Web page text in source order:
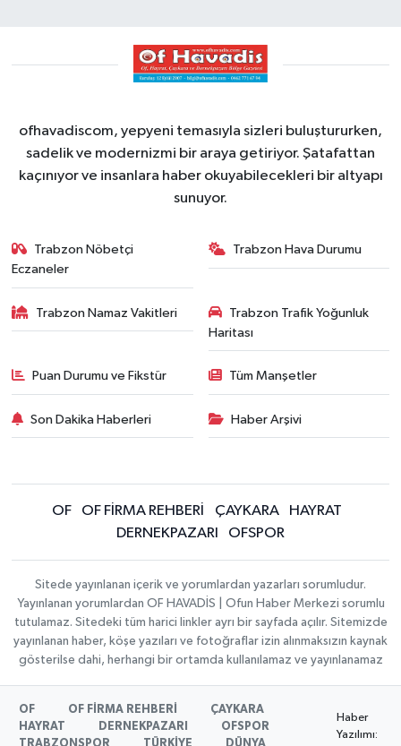
ofhavadiscom, yepyeni temasıyla sizleri buluştururken,
sadelik ve modernizmi bir araya getiriyor. Şatafattan
kaçınıyor ve insanlara haber okuyabilecekleri bir altyapı
sunuyor.
Trabzon Nöbetçi
Eczaneler
Trabzon Hava Durumu
Trabzon Namaz Vakitleri
Trabzon Trafik Yoğunluk
Haritası
Puan Durumu ve Fikstür Tüm Manşetler
Son Dakika Haberleri Haber Arşivi
OF OF FİRMA REHBERİ ÇAYKARA
HAYRAT
DERNEKPAZARI
OFSPOR
Sitede yayınlanan içerik ve yorumlardan yazarları sorumludur.
Yayınlanan yorumlardan OF HAVADİS | Ofun Haber Merkezi sorumlu
tutulamaz. Sitedeki tüm harici linkler ayrı bir sayfada açılır. Sitemizde
yayınlanan haber, köşe yazıları ve fotoğraflar izin alınmaksızın kaynak
gösterilse dahi, herhangi bir ortamda kullanılamaz ve yayınlanamaz
OF OF FİRMA REHBERİ
ÇAYKARA
HAYRAT
DERNEKPAZARI
OFSPOR
Haber
Yazılımı: